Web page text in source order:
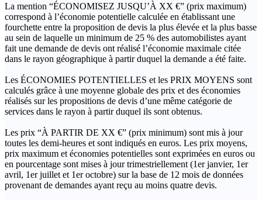
La mention “ÉCONOMISEZ JUSQU’À XX €” (prix maximum)
correspond à l’économie potentielle calculée en établissant une
fourchette entre la proposition de devis la plus élevée et la plus basse
au sein de laquelle un minimum de 25 % des automobilistes ayant
fait une demande de devis ont réalisé l’économie maximale citée
dans le rayon géographique à partir duquel la demande a été faite.
Les ÉCONOMIES POTENTIELLES et les PRIX MOYENS sont
calculés grâce à une moyenne globale des prix et des économies
réalisés sur les propositions de devis d’une même catégorie de
services dans le rayon à partir duquel ils sont obtenus.
Les prix “À PARTIR DE XX €” (prix minimum) sont mis à jour
toutes les demi-heures et sont indiqués en euros. Les prix moyens,
prix maximum et économies potentielles sont exprimées en euros ou
en pourcentage sont mises à jour trimestriellement (1er janvier, 1er
avril, 1er juillet et 1er octobre) sur la base de 12 mois de données
provenant de demandes ayant reçu au moins quatre devis.